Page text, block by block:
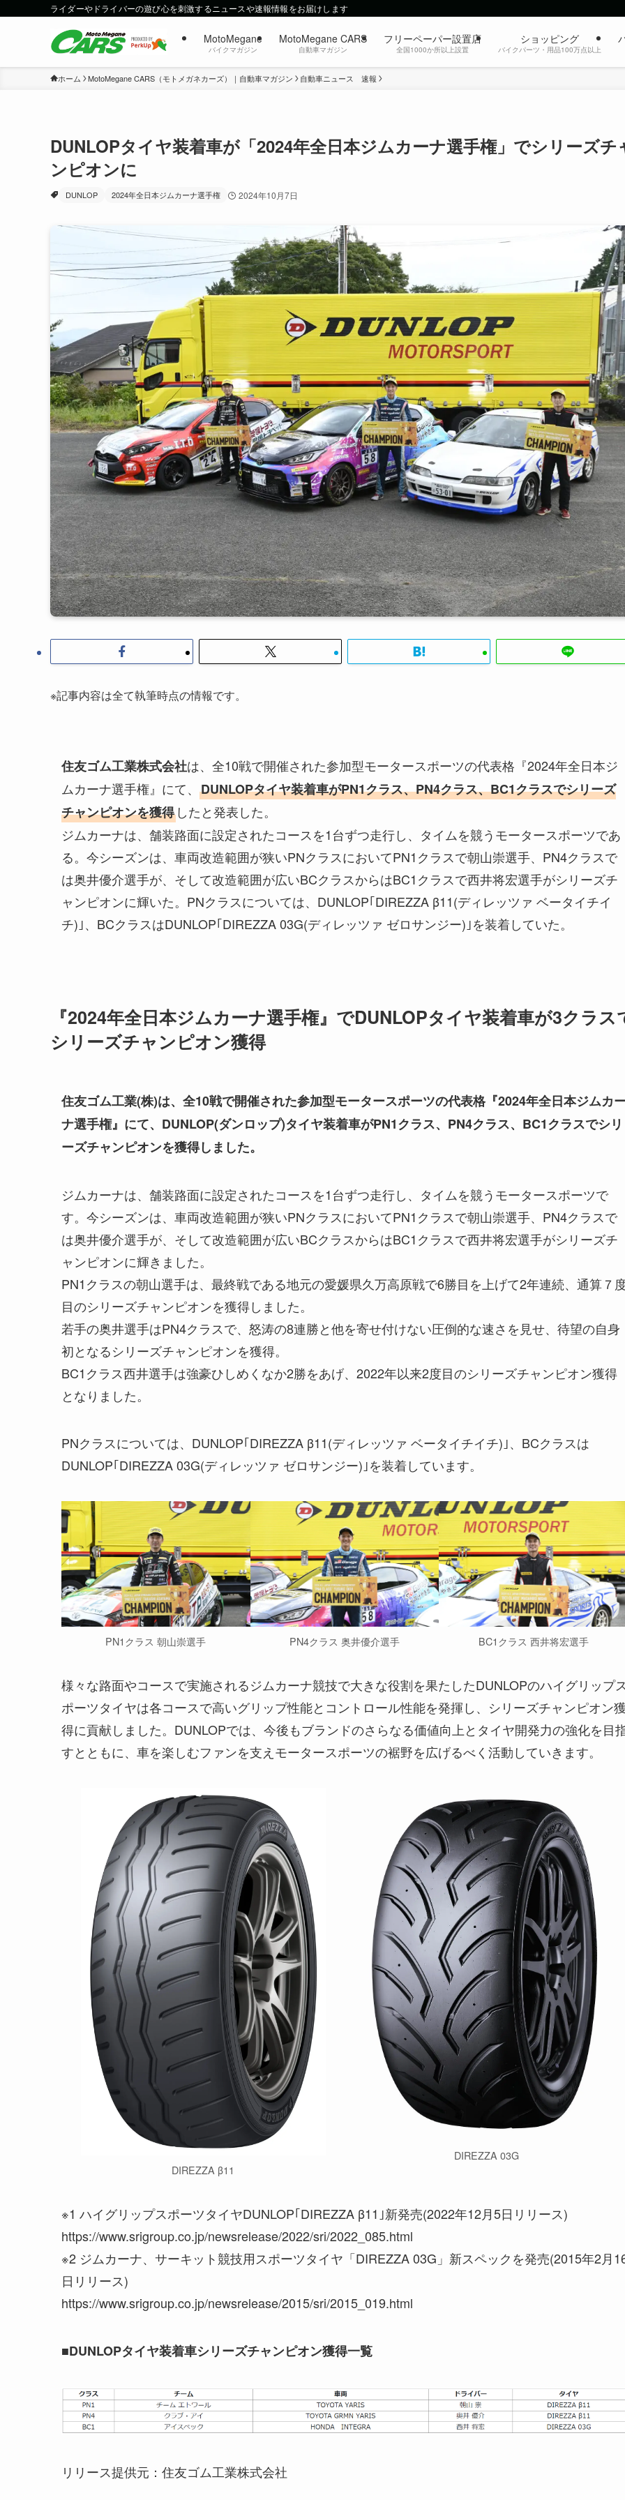
ライダーやドライバーの遊び心を刺激するニュースや速報情報をお届けします
MotoMegane
バイクマガジン
MotoMegane CARS
自動車マガジン
フリーペーパー設置店
全国1000か所以上設置
ショッピング
バイクパーツ・用品100万点以上
ホーム MotoMegane CARS（モトメガネカーズ）｜自動車マガジン 自動車ニュース 速報
DUNLOPタイヤ装着車が「2024年全日本ジムカーナ選手権」でシリーズチ
ンピオンに
DUNLOP 2024年全日本ジムカーナ選手権 2024年10月7日
※記事内容は全て執筆時点の情報です。
住友ゴム工業株式会社は、全10戦で開催された参加型モータースポーツの代表格『2024年全日本ジ
ムカーナ選手権』にて、 DUNLOPタイヤ装着車がPN1クラス、PN4クラス、BC1クラスでシリーズ
チャンピオンを獲得 したと発表した。
ジムカーナは、舗装路面に設定されたコースを1台ずつ走行し、タイムを競うモータースポーツであ
る。今シーズンは、車両改造範囲が狭いPNクラスにおいてPN1クラスで朝山崇選手、PN4クラスで
は奥井優介選手が、そして改造範囲が広いBCクラスからはBC1クラスで西井将宏選手がシリーズチ
ャンピオンに輝いた。PNクラスについては、DUNLOP｢DIREZZA β11(ディレッツァ ベータイチイ
チ)｣、BCクラスはDUNLOP｢DIREZZA 03G(ディレッツァ ゼロサンジー)｣を装着していた。
『2024年全日本ジムカーナ選手権』でDUNLOPタイヤ装着車が3クラス
シリーズチャンピオン獲得
住友ゴム工業(株)は、全10戦で開催された参加型モータースポーツの代表格『2024年全日本ジムカ
ナ選手権』にて、DUNLOP(ダンロップ)タイヤ装着車がPN1クラス、PN4クラス、BC1クラスでシリ
ーズチャンピオンを獲得しました。
ジムカーナは、舗装路面に設定されたコースを1台ずつ走行し、タイムを競うモータースポーツで
す。今シーズンは、車両改造範囲が狭いPNクラスにおいてPN1クラスで朝山崇選手、PN4クラスで
は奥井優介選手が、そして改造範囲が広いBCクラスからはBC1クラスで西井将宏選手がシリーズチ
ャンピオンに輝きました。
PN1クラスの朝山選手は、最終戦である地元の愛媛県久万高原戦で6勝目を上げて2年連続、通算７
目のシリーズチャンピオンを獲得しました。
若手の奥井選手はPN4クラスで、怒涛の8連勝と他を寄せ付けない圧倒的な速さを見せ、待望の自身
初となるシリーズチャンピオンを獲得。
BC1クラス西井選手は強豪ひしめくなか2勝をあげ、2022年以来2度目のシリーズチャンピオン獲得
となりました。
PNクラスについては、DUNLOP｢DIREZZA β11(ディレッツァ ベータイチイチ)｣、BCクラスは
DUNLOP｢DIREZZA 03G(ディレッツァ ゼロサンジー)｣を装着しています。
PN1クラス 朝山崇選手 PN4クラス 奥井優介選手 BC1クラス 西井将宏選手
様々な路面やコースで実施されるジムカーナ競技で大きな役割を果たしたDUNLOPのハイグリップ
ポーツタイヤは各コースで高いグリップ性能とコントロール性能を発揮し、シリーズチャンピオン
得に貢献しました。DUNLOPでは、今後もブランドのさらなる価値向上とタイヤ開発力の強化を目
すとともに、車を楽しむファンを支えモータースポーツの裾野を広げるべく活動していきます。
DIREZZA β11
DIREZZA 03G
※1 ハイグリップスポーツタイヤDUNLOP｢DIREZZA β11｣新発売(2022年12月5日リリース)
https://www.srigroup.co.jp/newsrelease/2022/sri/2022_085.html
※2 ジムカーナ、サーキット競技用スポーツタイヤ「DIREZZA 03G」新スペックを発売(2015年2月
日リリース)
https://www.srigroup.co.jp/newsrelease/2015/sri/2015_019.html
■DUNLOPタイヤ装着車シリーズチャンピオン獲得一覧
リリース提供元：住友ゴム工業株式会社